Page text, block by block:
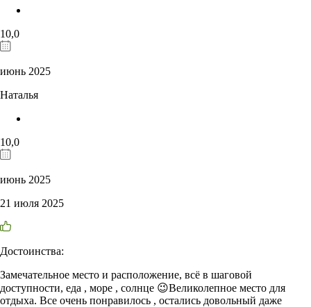
10,0
июнь 2025
Наталья
10,0
июнь 2025
21 июля 2025
Достоинства:
Замечательное место и расположение, всё в шаговой
доступности, еда , море , солнце 😉Великолепное место для
отдыха. Все очень понравилось , остались довольный даже